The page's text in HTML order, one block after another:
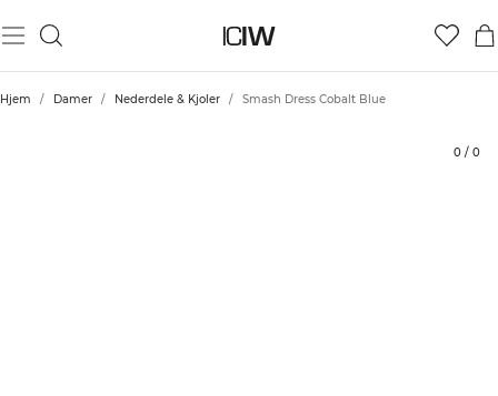
Hjem / Damer / Nederdele & Kjoler / Smash Dress Cobalt Blue
0 / 0